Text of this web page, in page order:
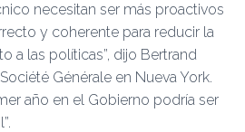
necesitan ser más proactivos
y coherente para reducir la
a las políticas”, dijo Bertrand
Générale en Nueva York.
año en el Gobierno podría ser